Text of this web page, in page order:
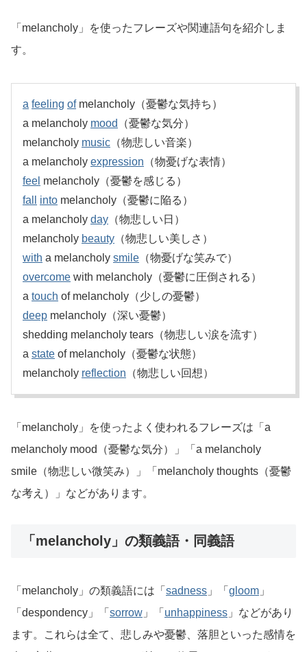
「melancholy」を使ったフレーズや関連語句を紹介しま
す。
a feeling ofmelancholy（憂鬱な気持ち）
a melancholy mood
（憂鬱な気分）
melancholy music （物悲しい音楽）
a melancholy expression （物憂げな表情）
feel melancholy（憂鬱を感じる）
fall
into melancholy（憂鬱に陥る）
a melancholy day （物悲しい日）
melancholy beauty （物悲しい美しさ）
with a melancholy smile （物憂げな笑みで）
overcome with melancholy（憂鬱に圧倒される）
a touch of melancholy（少しの憂鬱）
deep melancholy（深い憂鬱）
shedding melancholy tears（物悲しい涙を流す）
a state of melancholy（憂鬱な状態）
melancholy reflection （物悲しい回想）
「melancholy」を使ったよく使われるフレーズは「a
melancholy mood（憂鬱な気分）」「a melancholy
smile（物悲しい微笑み）」「melancholy thoughts（憂鬱
な考え）」などがあります。
「melancholy」の類義語・同義語
「melancholy」の類義語には「 sadness 」「 gloom 」
「despondency」「 sorrow 」「 unhappiness 」などがあり
ます。これらは全て、悲しみや憂鬱、落胆といった感情を